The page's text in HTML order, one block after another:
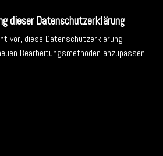
dieser Datenschutzerklärung
vor, diese Datenschutzerklärung
Bearbeitungsmethoden anzupassen.